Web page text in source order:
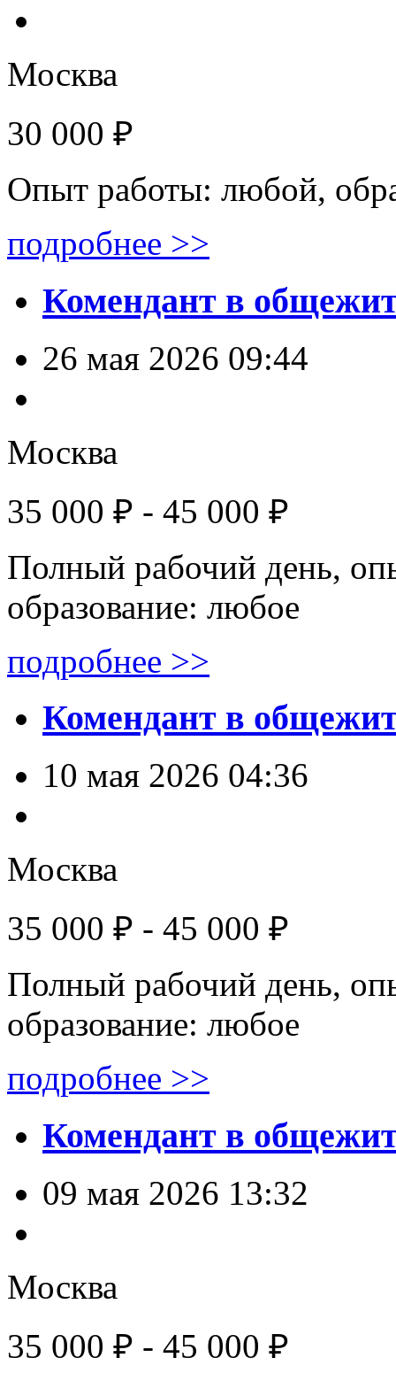
Москва
30 000 ₽
Опыт работы: любой,
подробнее >>
Комендант в
26 мая 2026 09:44
Москва
35 000 ₽ - 45 000 ₽
Полный рабочий день,
образование: любое
подробнее >>
Комендант в
10 мая 2026 04:36
Москва
35 000 ₽ - 45 000 ₽
Полный рабочий день,
образование: любое
подробнее >>
Комендант в
09 мая 2026 13:32
Москва
35 000 ₽ - 45 000 ₽